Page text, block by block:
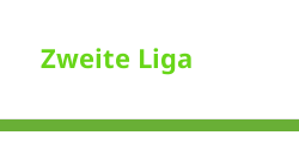
Zweite Liga